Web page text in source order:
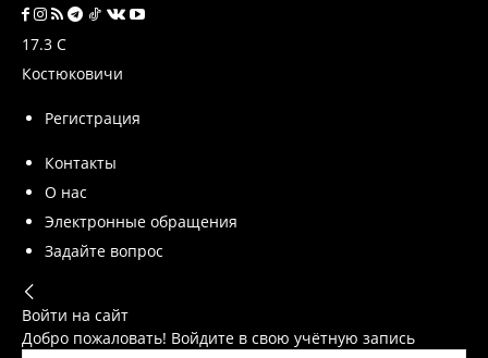
17.3 C
Костюковичи
Регистрация
Контакты
О нас
Электронные обращения
Задайте вопрос
Войти на сайт
Добро пожаловать! Войдите в свою учётную запись